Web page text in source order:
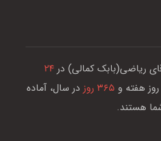
ریاضی(بابک کمالی) در۲۴
هفته و ۳۶۵ روز
در سال، آماده
هستند.